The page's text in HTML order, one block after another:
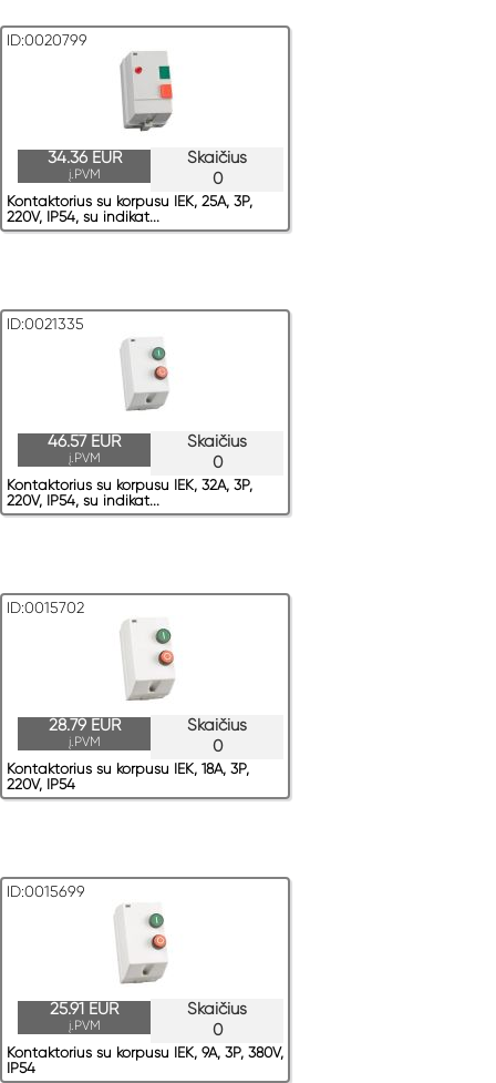
ID:0020799
Skaičius
0
34.36 EUR
į.PVM
Kontaktorius su korpusu IEK, 25A, 3P,
220V, IP54, su indikat...
ID:0021335
Skaičius
0
46.57 EUR
į.PVM
Kontaktorius su korpusu IEK, 32A, 3P,
220V, IP54, su indikat...
ID:0015702
Skaičius
0
28.79 EUR
į.PVM
Kontaktorius su korpusu IEK, 18A, 3P,
220V, IP54
ID:0015699
Skaičius
0
25.91 EUR
į.PVM
Kontaktorius su korpusu IEK, 9A, 3P, 380V,
IP54